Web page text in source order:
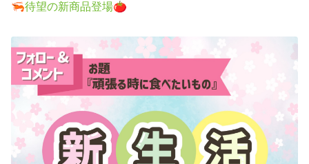
🦐待望の新商品登場🍅